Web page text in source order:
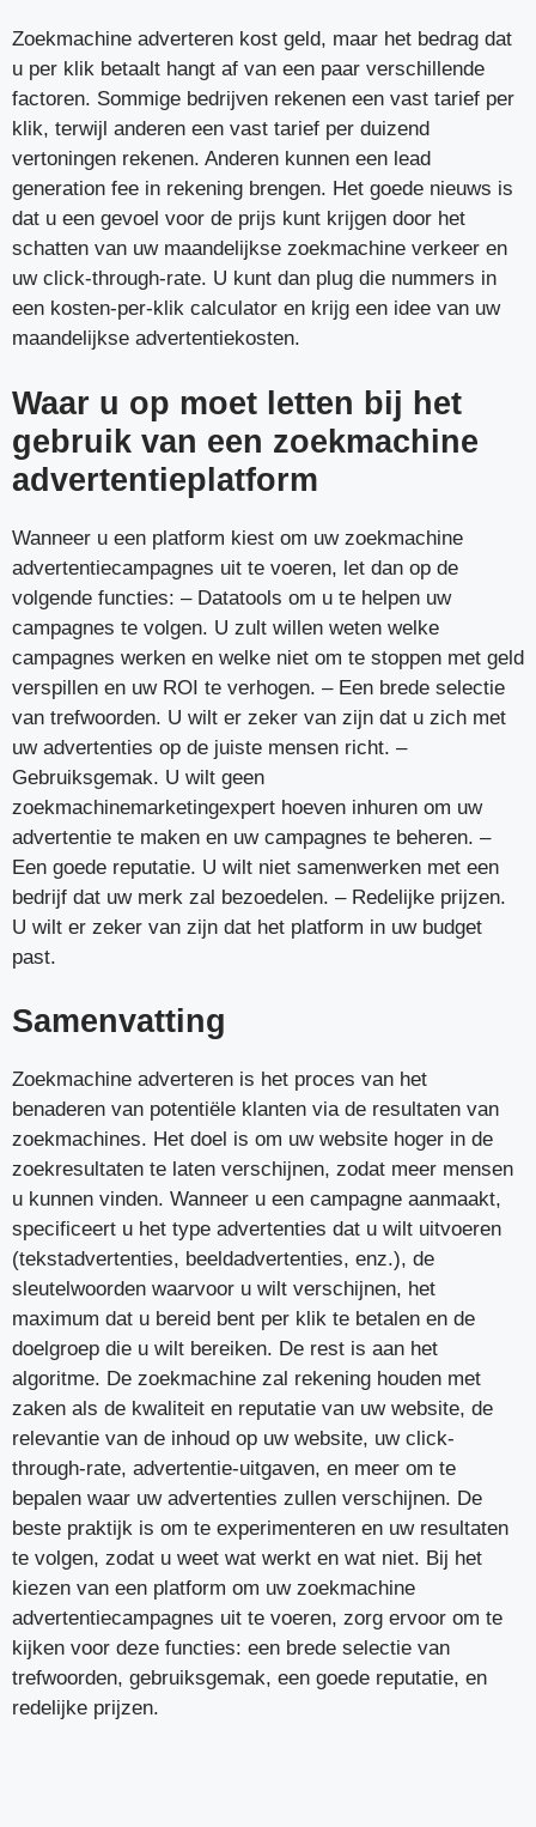
Zoekmachine adverteren kost geld, maar het bedrag dat
u per klik betaalt hangt af van een paar verschillende
factoren. Sommige bedrijven rekenen een vast tarief per
klik, terwijl anderen een vast tarief per duizend
vertoningen rekenen. Anderen kunnen een lead
generation fee in rekening brengen. Het goede nieuws is
dat u een gevoel voor de prijs kunt krijgen door het
schatten van uw maandelijkse zoekmachine verkeer en
uw click-through-rate. U kunt dan plug die nummers in
een kosten-per-klik calculator en krijg een idee van uw
maandelijkse advertentiekosten.
Waar u op moet letten bij het
gebruik van een zoekmachine
advertentieplatform
Wanneer u een platform kiest om uw zoekmachine
advertentiecampagnes uit te voeren, let dan op de
volgende functies: – Datatools om u te helpen uw
campagnes te volgen. U zult willen weten welke
campagnes werken en welke niet om te stoppen met geld
verspillen en uw ROI te verhogen. – Een brede selectie
van trefwoorden. U wilt er zeker van zijn dat u zich met
uw advertenties op de juiste mensen richt. –
Gebruiksgemak. U wilt geen
zoekmachinemarketingexpert hoeven inhuren om uw
advertentie te maken en uw campagnes te beheren. –
Een goede reputatie. U wilt niet samenwerken met een
bedrijf dat uw merk zal bezoedelen. – Redelijke prijzen.
U wilt er zeker van zijn dat het platform in uw budget
past.
Samenvatting
Zoekmachine adverteren is het proces van het
benaderen van potentiële klanten via de resultaten van
zoekmachines. Het doel is om uw website hoger in de
zoekresultaten te laten verschijnen, zodat meer mensen
u kunnen vinden. Wanneer u een campagne aanmaakt,
specificeert u het type advertenties dat u wilt uitvoeren
(tekstadvertenties, beeldadvertenties, enz.), de
sleutelwoorden waarvoor u wilt verschijnen, het
maximum dat u bereid bent per klik te betalen en de
doelgroep die u wilt bereiken. De rest is aan het
algoritme. De zoekmachine zal rekening houden met
zaken als de kwaliteit en reputatie van uw website, de
relevantie van de inhoud op uw website, uw click-
through-rate, advertentie-uitgaven, en meer om te
bepalen waar uw advertenties zullen verschijnen. De
beste praktijk is om te experimenteren en uw resultaten
te volgen, zodat u weet wat werkt en wat niet. Bij het
kiezen van een platform om uw zoekmachine
advertentiecampagnes uit te voeren, zorg ervoor om te
kijken voor deze functies: een brede selectie van
trefwoorden, gebruiksgemak, een goede reputatie, en
redelijke prijzen.